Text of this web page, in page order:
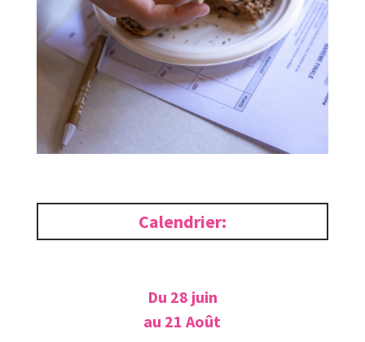
Calendrier:
Du 28 juin
au 21 Août